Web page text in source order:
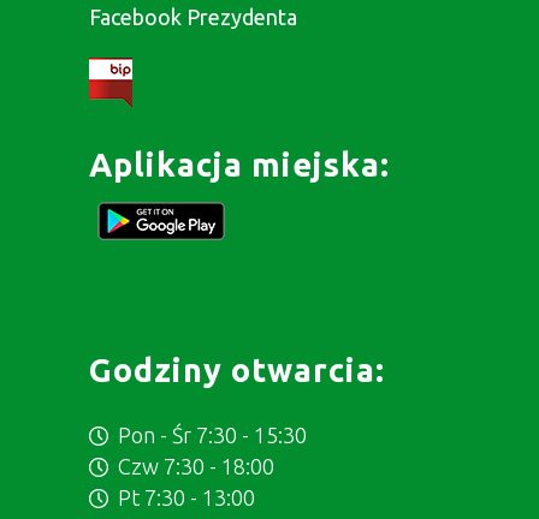
Facebook Prezydenta
Aplikacja miejska:
Godziny otwarcia:
Pon - Śr 7:30 - 15:30
Czw 7:30 - 18:00
Pt 7:30 - 13:00